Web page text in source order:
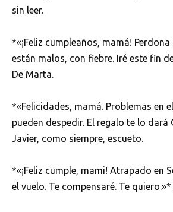
sin leer.
*«¡Feliz cumpleaños, mamá!
están malos, con fiebre. Iré este fin
De Marta.
*«Felicidades, mamá. Problemas en
pueden despedir. El regalo te lo dará
Javier, como siempre, escueto.
*«¡Feliz cumple, mami! Atrapado en
el vuelo. Te compensaré. Te